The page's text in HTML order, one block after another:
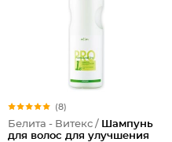
(8)
Белита - Витекс / Шампунь
для волос для улучшения